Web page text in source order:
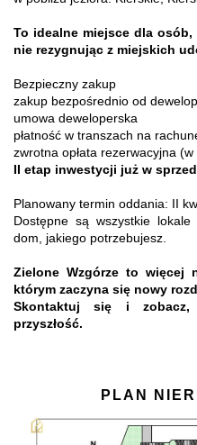
To idealne miejsce dla
nie rezygnując z miejskich
Bezpieczny zakup
zakup bezpośrednio od
umowa deweloperska
płatność w transzach na
zwrotna opłata rezerwacyjna
II etap inwestycji już w
Planowany termin oddania: II
Dostępne są wszystkie
dom, jakiego potrzebujesz.
Zielone Wzgórze to więcej
którym zaczyna się nowy
Skontaktuj się i
przyszłość.
PLAN